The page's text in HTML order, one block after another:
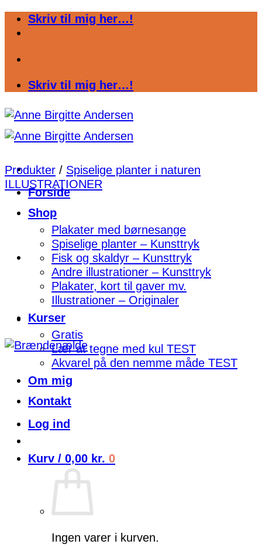
FortsætSkriv til mig her…!
Skriv til mig her…!
Forside
Shop
Plakater med børnesange
Spiselige planter – Kunsttryk
Fisk og skaldyr – Kunsttryk
Andre illustrationer – Kunsttryk
Plakater, kort til gaver mv.
Illustrationer – Originaler
Kurser
Gratis
Lær at tegne med kul TEST
Akvarel på den nemme måde TEST
Om mig
Kontakt
Log ind
Kurv / 0,00 kr. 0
Ingen varer i kurven.
Produkter / Spiselige planter i naturen
ILLUSTRATIONER